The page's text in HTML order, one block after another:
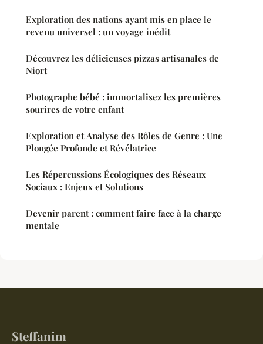
Exploration des nations ayant mis en place le
revenu universel : un voyage inédit
Découvrez les délicieuses pizzas artisanales de
Niort
Photographe bébé : immortalisez les premières
sourires de votre enfant
Exploration et Analyse des Rôles de Genre : Une
Plongée Profonde et Révélatrice
Les Répercussions Écologiques des Réseaux
Sociaux : Enjeux et Solutions
Devenir parent : comment faire face à la charge
mentale
Steffanim